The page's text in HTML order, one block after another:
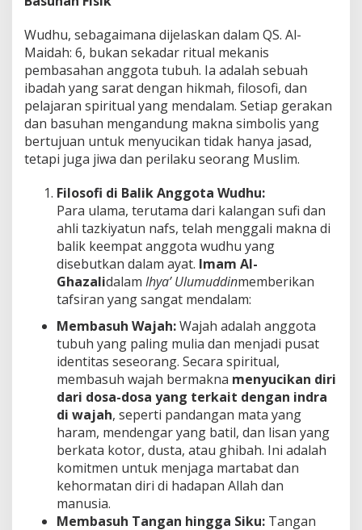
Wudhu, sebagaimana dijelaskan dalam QS. Al-
Maidah: 6, bukan sekadar ritual mekanis
pembasahan anggota tubuh. Ia adalah sebuah
ibadah yang sarat dengan hikmah, filosofi, dan
pelajaran spiritual yang mendalam. Setiap gerakan
dan basuhan mengandung makna simbolis yang
bertujuan untuk menyucikan tidak hanya jasad,
tetapi juga jiwa dan perilaku seorang Muslim.
Filosofi di Balik Anggota Wudhu:
Para ulama, terutama dari kalangan sufi dan
ahli tazkiyatun nafs, telah menggali makna di
balik keempat anggota wudhu yang
disebutkan dalam ayat. Imam Al-
Ghazalidalam Ihya’ Ulumuddinmemberikan
tafsiran yang sangat mendalam:
Membasuh Wajah:Wajah adalah anggota
tubuh yang paling mulia dan menjadi pusat
identitas seseorang. Secara spiritual,
membasuh wajah bermakna menyucikan diri
dari dosa-dosa yang terkait dengan indra
di wajah, seperti pandangan mata yang
haram, mendengar yang batil, dan lisan yang
berkata kotor, dusta, atau ghibah. Ini adalah
komitmen untuk menjaga martabat dan
kehormatan diri di hadapan Allah dan
manusia.
Membasuh Tangan hingga Siku: Tangan